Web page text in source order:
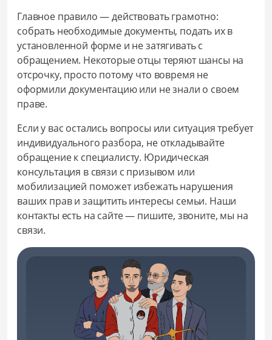
Главное правило — действовать грамотно:
собрать необходимые документы, подать их в
установленной форме и не затягивать с
обращением. Некоторые отцы теряют шансы на
отсрочку, просто потому что вовремя не
оформили документацию или не знали о своем
праве.
Если у вас остались вопросы или ситуация требует
индивидуального разбора, не откладывайте
обращение к специалисту. Юридическая
консультация в связи с призывом или
мобилизацией поможет избежать нарушения
ваших прав и защитить интересы семьи. Наши
контакты есть на сайте — пишите, звоните, мы на
связи.